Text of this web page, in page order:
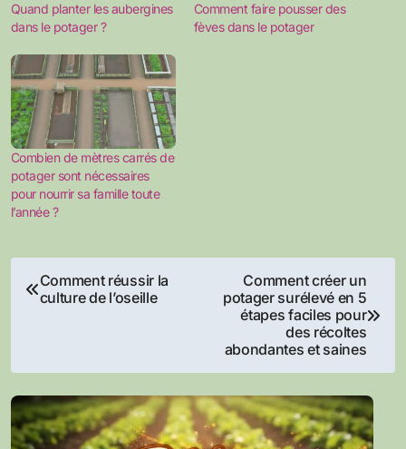
Quand planter les aubergines
dans le potager ?
Comment faire pousser des
fèves dans le potager
Combien de mètres carrés de
potager sont nécessaires
pour nourrir sa famille toute
l’année ?
Navigation
Comment réussir la
culture de l’oseille
Comment créer un
potager surélevé en 5
étapes faciles pour
des récoltes
abondantes et saines